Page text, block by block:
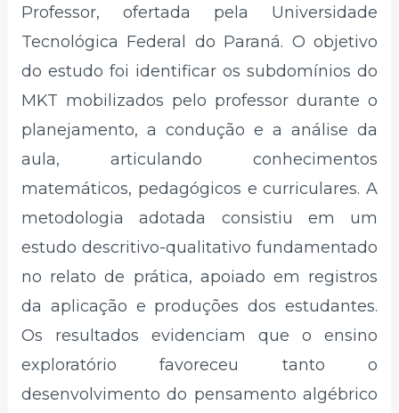
Professor, ofertada pela Universidade
Tecnológica Federal do Paraná. O objetivo
do estudo foi identificar os subdomínios do
MKT mobilizados pelo professor durante o
planejamento, a condução e a análise da
aula, articulando conhecimentos
matemáticos, pedagógicos e curriculares. A
metodologia adotada consistiu em um
estudo descritivo-qualitativo fundamentado
no relato de prática, apoiado em registros
da aplicação e produções dos estudantes.
Os resultados evidenciam que o ensino
exploratório favoreceu tanto o
desenvolvimento do pensamento algébrico